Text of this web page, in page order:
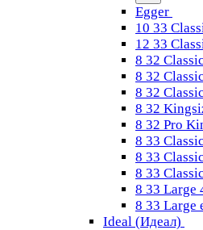
Egger
10 33
12 33
8 32
8 32
8 32
8 32
8 32 Pro
8 33
8 33
8 33
8 33 Large
8 33 Large
Ideal (Идеал)